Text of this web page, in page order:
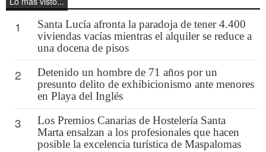
1
Santa Lucía afronta la paradoja de tener 4.400
viviendas vacías mientras el alquiler se reduce a
una docena de pisos
2
Detenido un hombre de 71 años por un
presunto delito de exhibicionismo ante menores
en Playa del Inglés
3
Los Premios Canarias de Hostelería Santa
Marta ensalzan a los profesionales que hacen
posible la excelencia turística de Maspalomas